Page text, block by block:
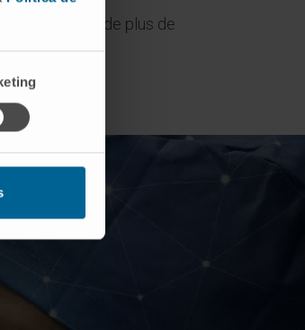
les hommes de plus de